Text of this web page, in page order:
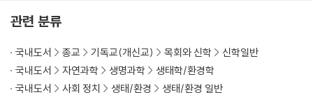
관련 분류
국내도서 종교 기독교(개신교) 목회와 신학
신학일반
국내도서
자연과학 생명과학
생태학/환경학
국내도서
사회 정치 생태/환경 생태/환경 일반